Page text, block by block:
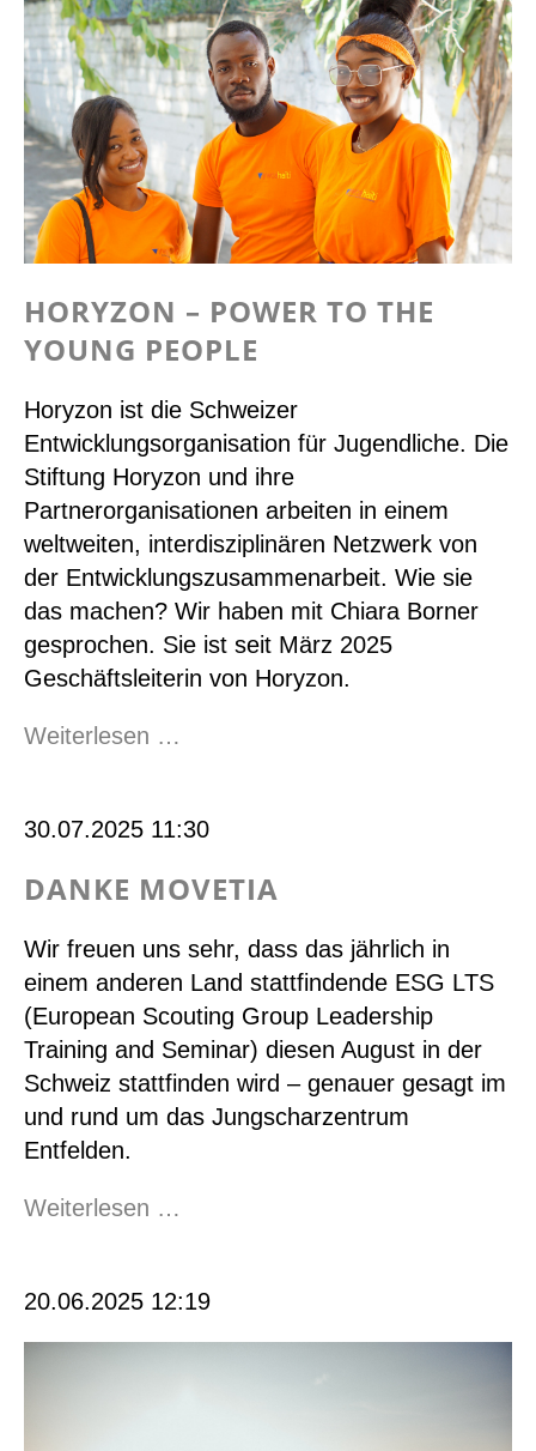
HORYZON – POWER TO THE
YOUNG PEOPLE
Horyzon ist die Schweizer
Entwicklungsorganisation für Jugendliche. Die
Stiftung Horyzon und ihre
Partnerorganisationen arbeiten in einem
weltweiten, interdisziplinären Netzwerk von
der Entwicklungszusammenarbeit. Wie sie
das machen? Wir haben mit Chiara Borner
gesprochen. Sie ist seit März 2025
Geschäftsleiterin von Horyzon.
Weiterlesen …
to
young
people
30.07.2025 11:30
DANKE MOVETIA
Wir freuen uns sehr, dass das jährlich in
einem anderen Land stattfindende ESG LTS
(European Scouting Group Leadership
Training and Seminar) diesen August in der
Schweiz stattfinden wird – genauer gesagt im
und rund um das Jungscharzentrum
Entfelden.
Weiterlesen …
20.06.2025 12:19